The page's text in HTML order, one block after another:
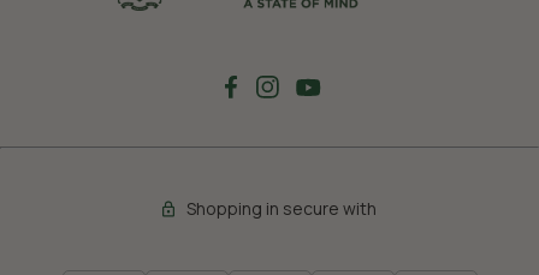
Shopping in secure with